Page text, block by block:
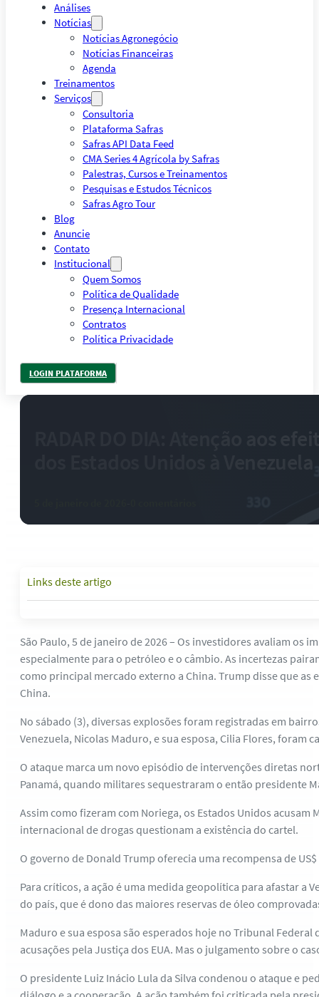
Análises
Notícias
Notícias Agronegócio
Notícias Financeiras
Agenda
Treinamentos
Serviços
Consultoria
Plataforma Safras
Safras API Data Feed
CMA Series 4 Agrícola by Safras
Palestras, Cursos e Treinamentos
Pesquisas e Estudos Técnicos
Safras Agro Tour
Blog
Anuncie
Contato
Institucional
Quem Somos
Política de Qualidade
Presença Internacional
Contratos
Política Privacidade
LOGIN PLATAFORMA
Links deste artigo
São Paulo, 5 de janeiro de 2026 – Os investidores avaliam os
especialmente para o petróleo e o câmbio. As incertezas
como principal mercado externo a China. Trump disse que
China.
No sábado (3), diversas explosões foram registradas em
Venezuela, Nicolas Maduro, e sua esposa, Cilia Flores, foram
O ataque marca um novo episódio de intervenções diretas
Panamá, quando militares sequestraram o então presidente
Assim como fizeram com Noriega, os Estados Unidos
internacional de drogas questionam a existência do cartel.
O governo de Donald Trump oferecia uma recompensa de
Para críticos, a ação é uma medida geopolítica para afastar a
do país, que é dono das maiores reservas de óleo
Maduro e sua esposa são esperados hoje no Tribunal
acusações pela Justiça dos EUA. Mas o julgamento sobre o
O presidente Luiz Inácio Lula da Silva condenou o ataque e